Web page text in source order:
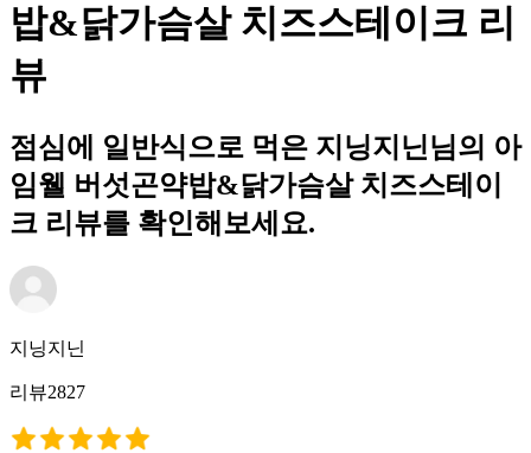
밥&닭가슴살 치즈스테이크 리
뷰
점심에 일반식으로 먹은 지닝지닌님의 아
임웰 버섯곤약밥&닭가슴살 치즈스테이
크 리뷰를 확인해보세요.
지닝지닌
리뷰2827